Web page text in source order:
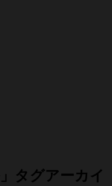
」タグアーカイ